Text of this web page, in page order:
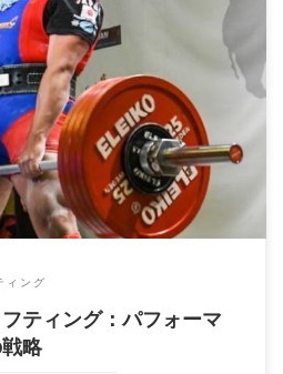
の大石です！ 今日は暑い夏におけ
ニングについてで […]
ィング
ティング：パフォーマ
略